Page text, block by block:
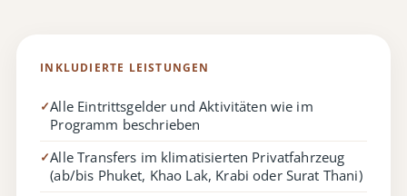
INKLUDIERTE LEISTUNGEN
✓Alle Eintrittsgelder und Aktivitäten wie im
Programm beschrieben
✓Alle Transfers im klimatisierten Privatfahrzeug
(ab/bis Phuket, Khao Lak, Krabi oder Surat Thani)